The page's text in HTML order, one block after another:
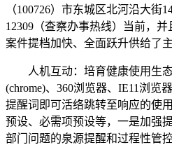
（100726）市东城区北河沿大街
12309（查察办事热线）当前，
案件提档加快、全面跃升供给了
人机互动：培育健康使用生态
(chrome)、360浏览器、IE11浏览
提醒词即可活络跳转至响应的使
预设、必需项预设等，一是加强
部门问题的泉源提醒和过程性管